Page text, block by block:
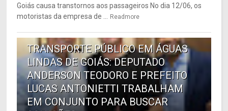
Goiás causa transtornos aos passageiros No dia 12/06, os
motoristas da empresa de ... Readmore
6
TRANSPORTE PÚBLICO EM ÁGUAS
LINDAS DE GOIÁS: DEPUTADO
ANDERSON TEODORO E PREFEITO
LUCAS ANTONIETTI TRABALHAM
EM CONJUNTO PARA BUSCAR